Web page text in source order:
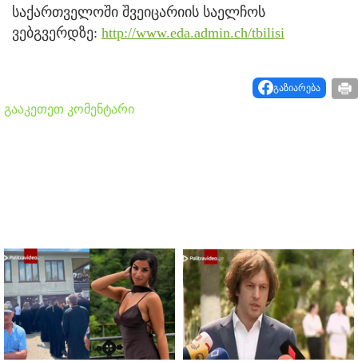
საქართველოში შვეიცარიის საელჩოს
ვებგვერდზე: http://www.eda.admin.ch/tbilisi
გაზიარება
გააკეთეთ კომენტარი